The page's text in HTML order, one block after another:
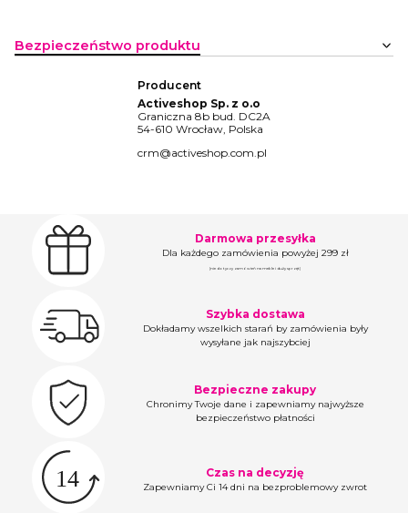
Bezpieczeństwo produktu
Producent
Activeshop Sp. z o.o
Graniczna 8b bud. DC2A
54-610 Wrocław, Polska
crm@activeshop.com.pl
Darmowa przesyłka
Dla każdego zamówienia powyżej 299 zł
(nie dotyczy zamówień na meble i duży sprzęt)
Szybka dostawa
Dokładamy wszelkich starań by zamówienia były
wysyłane jak najszybciej
Bezpieczne zakupy
Chronimy Twoje dane i zapewniamy najwyższe
bezpieczeństwo płatności
Czas na decyzję
Zapewniamy Ci 14 dni na bezproblemowy zwrot